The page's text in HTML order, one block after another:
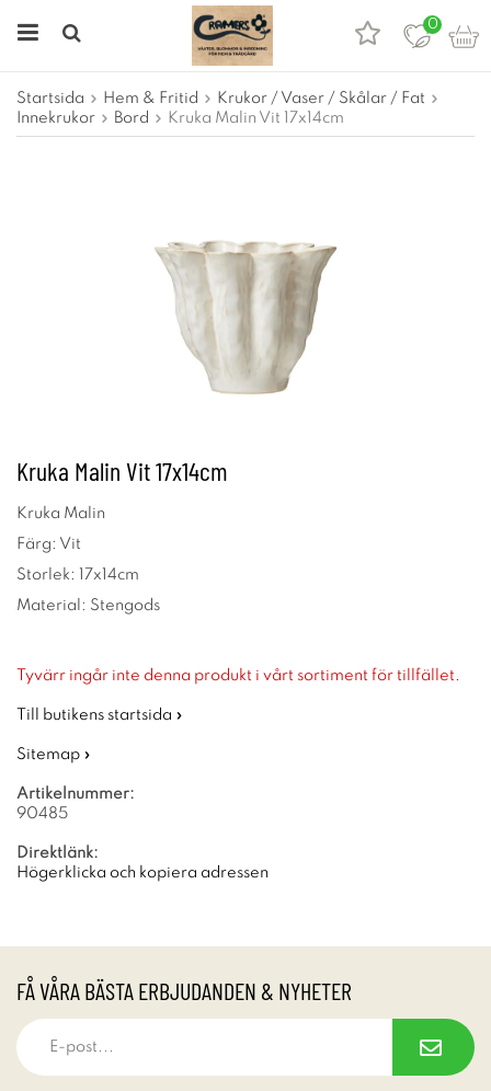
0
Startsida Hem & Fritid
Krukor / Vaser / Skålar / Fat
Innekrukor
Bord Kruka Malin Vit 17x14cm
Kruka Malin Vit 17x14cm
Kruka Malin
Färg: Vit
Storlek: 17x14cm
Material: Stengods
Tyvärr ingår inte denna produkt i vårt sortiment för tillfället.
Till butikens startsida »
Sitemap »
Artikelnummer:
90485
Direktlänk:
Högerklicka och kopiera adressen
FÅ VÅRA BÄSTA ERBJUDANDEN & NYHETER